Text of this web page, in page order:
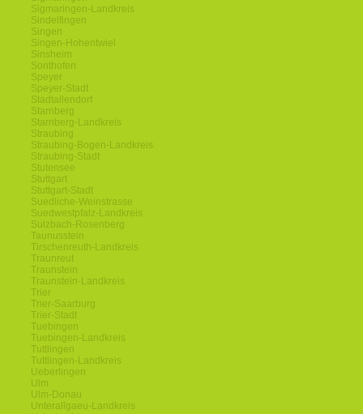
Sigmaringen-Landkreis
Sindelfingen
Singen
Singen-Hohentwiel
Sinsheim
Sonthofen
Speyer
Speyer-Stadt
Stadtallendorf
Starnberg
Starnberg-Landkreis
Straubing
Straubing-Bogen-Landkreis
Straubing-Stadt
Stutensee
Stuttgart
Stuttgart-Stadt
Suedliche-Weinstrasse
Suedwestpfalz-Landkreis
Sulzbach-Rosenberg
Taunusstein
Tirschenreuth-Landkreis
Traunreut
Traunstein
Traunstein-Landkreis
Trier
Trier-Saarburg
Trier-Stadt
Tuebingen
Tuebingen-Landkreis
Tuttlingen
Tuttlingen-Landkreis
Ueberlingen
Ulm
Ulm-Donau
Unterallgaeu-Landkreis